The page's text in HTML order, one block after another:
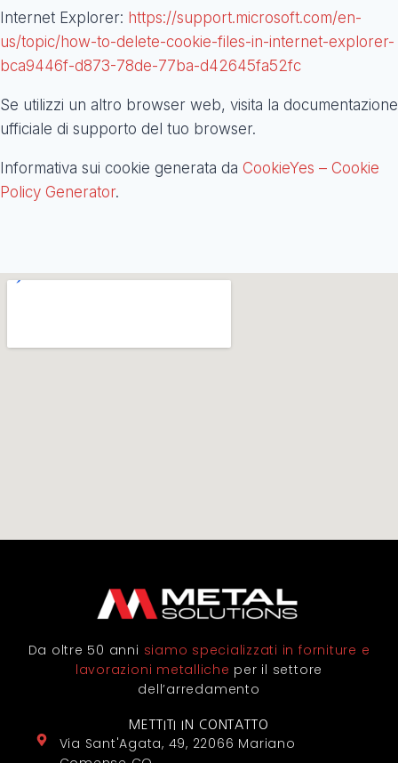
Internet Explorer: https://support.microsoft.com/en-
us/topic/how-to-delete-cookie-files-in-internet-explorer-
bca9446f-d873-78de-77ba-d42645fa52fc
Se utilizzi un altro browser web, visita la documentazione
ufficiale di supporto del tuo browser.
Informativa sui cookie generata da CookieYes – Cookie
Policy Generator.
Da oltre 50 anni siamo specializzati in forniture e
lavorazioni metalliche per il settore
dell’arredamento
METTITI IN CONTATTO
Via Sant'Agata, 49, 22066 Mariano